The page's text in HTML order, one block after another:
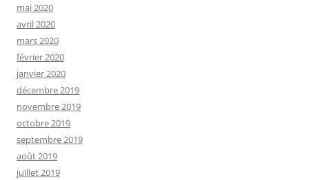
mai 2020
avril 2020
mars 2020
février 2020
janvier 2020
décembre 2019
novembre 2019
octobre 2019
septembre 2019
août 2019
juillet 2019